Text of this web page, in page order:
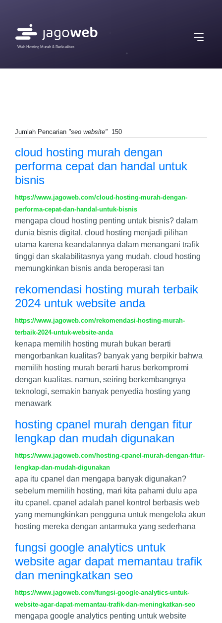
Web Hosting Murah & Berkualitas
Jumlah Pencarian "seo website" 150
cloud hosting murah dengan
performa cepat dan handal untuk
bisnis
https://www.jagoweb.com/cloud-hosting-murah-dengan-
performa-cepat-dan-handal-untuk-bisnis
mengapa cloud hosting penting untuk bisnis? dalam
dunia bisnis digital, cloud hosting menjadi pilihan
utama karena keandalannya dalam menangani trafik
tinggi dan skalabilitasnya yang mudah. cloud hosting
memungkinkan bisnis anda beroperasi tan
rekomendasi hosting murah terbaik
2024 untuk website anda
https://www.jagoweb.com/rekomendasi-hosting-murah-
terbaik-2024-untuk-website-anda
kenapa memilih hosting murah bukan berarti
mengorbankan kualitas? banyak yang berpikir bahwa
memilih hosting murah berarti harus berkompromi
dengan kualitas. namun, seiring berkembangnya
teknologi, semakin banyak penyedia hosting yang
menawark
hosting cpanel murah dengan fitur
lengkap dan mudah digunakan
https://www.jagoweb.com/hosting-cpanel-murah-dengan-fitur-
lengkap-dan-mudah-digunakan
apa itu cpanel dan mengapa banyak digunakan?
sebelum memilih hosting, mari kita pahami dulu apa
itu cpanel. cpanel adalah panel kontrol berbasis web
yang memungkinkan pengguna untuk mengelola akun
hosting mereka dengan antarmuka yang sederhana
fungsi google analytics untuk
website agar dapat memantau trafik
dan meningkatkan seo
https://www.jagoweb.com/fungsi-google-analytics-untuk-
website-agar-dapat-memantau-trafik-dan-meningkatkan-seo
mengapa google analytics penting untuk website